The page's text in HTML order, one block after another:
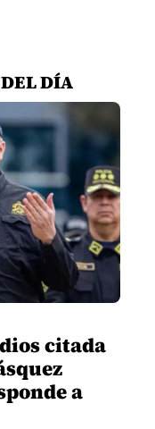
DÍA
citada
a